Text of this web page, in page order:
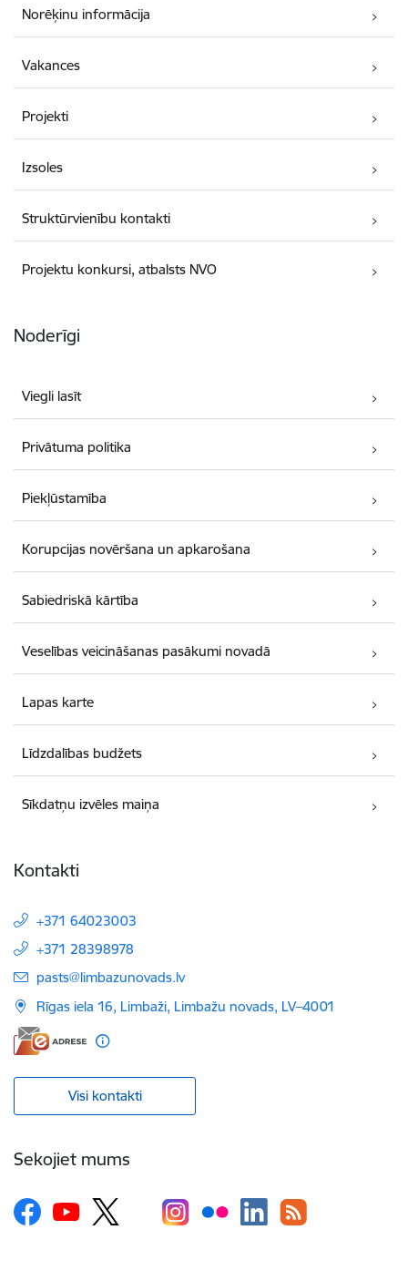
Norēķinu informācija
Vakances
Projekti
Izsoles
Struktūrvienību kontakti
Projektu konkursi, atbalsts NVO
Noderīgi
Viegli lasīt
Privātuma politika
Piekļūstamība
Korupcijas novēršana un apkarošana
Sabiedriskā kārtība
Veselības veicināšanas pasākumi novadā
Lapas karte
Līdzdalības budžets
Sīkdatņu izvēles maiņa
Kontakti
+371 64023003
+371 28398978
E-pasts:
pasts@limbazunovads.lv
Rīgas iela 16, Limbaži, Limbažu novads, LV–4001
Visi kontakti
Sekojiet mums